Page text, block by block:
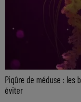
Piqûre de méduse : les
éviter